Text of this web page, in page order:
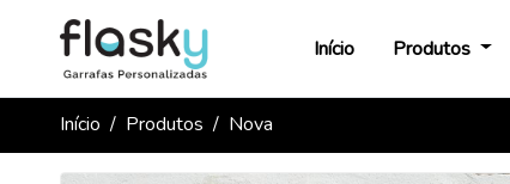
Início Produtos
Início Produtos Nova